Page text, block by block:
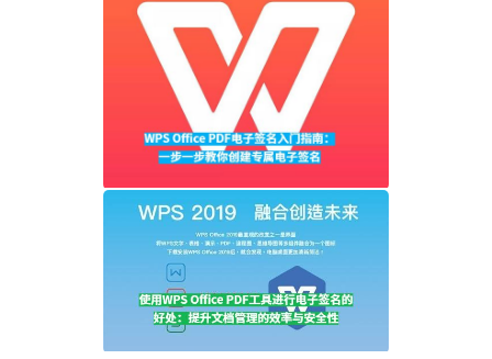
WPS Office PDF电子签名入门指南：一步
一步教你创建专属电子签名